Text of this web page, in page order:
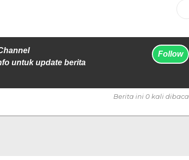
untuk update berita
Follow
Berita ini 0 kali dibaca